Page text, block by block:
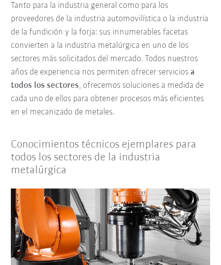
Tanto para la industria general como para los
proveedores de la industria automovilística o la industria
de la fundición y la forja: sus innumerables facetas
convierten a la industria metalúrgica en uno de los
sectores más solicitados del mercado. Todos nuestros
años de experiencia nos permiten ofrecer servicios a
todos los sectores, ofrecemos soluciones a medida de
cada uno de ellos para obtener procesos más eficientes
en el mecanizado de metales.
Conocimientos técnicos ejemplares para
todos los sectores de la industria
metalúrgica